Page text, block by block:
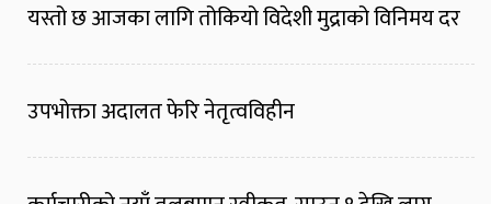
यस्तो छ आजका लागि तोकियो विदेशी मुद्राको विनिमय दर
उपभोक्ता अदालत फेरि नेतृत्वविहीन